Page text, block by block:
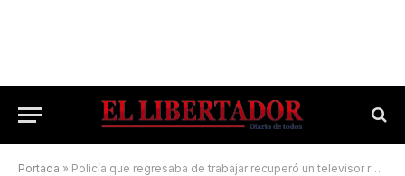
Portada » Policía que regresaba de trabajar recuperó un televisor robado momentos antes